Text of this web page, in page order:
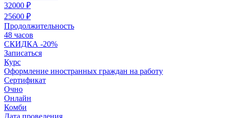
32000 ₽
25600 ₽
Продолжительность
48 часов
СКИДКА -20%
Записаться
Курс
Оформление иностранных граждан на работу
Сертификат
Очно
Онлайн
Комби